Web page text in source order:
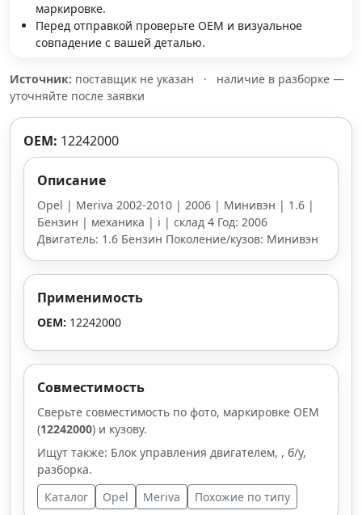
маркировке.
Перед отправкой проверьте OEM и визуальное
совпадение с вашей деталью.
Источник: поставщик не указан ·
наличие в разборке —
уточняйте после заявки
OEM: 12242000
Описание
Opel | Meriva 2002-2010 | 2006 | Минивэн | 1.6 |
Бензин | механика | i | склад 4 Год: 2006
Двигатель: 1.6 Бензин Поколение/кузов: Минивэн
Применимость
OEM: 12242000
Совместимость
Сверьте совместимость по фото, маркировке OEM
(12242000) и кузову.
Ищут также: Блок управления двигателем, , б/у,
разборка.
Каталог
Opel Meriva Похожие по типу